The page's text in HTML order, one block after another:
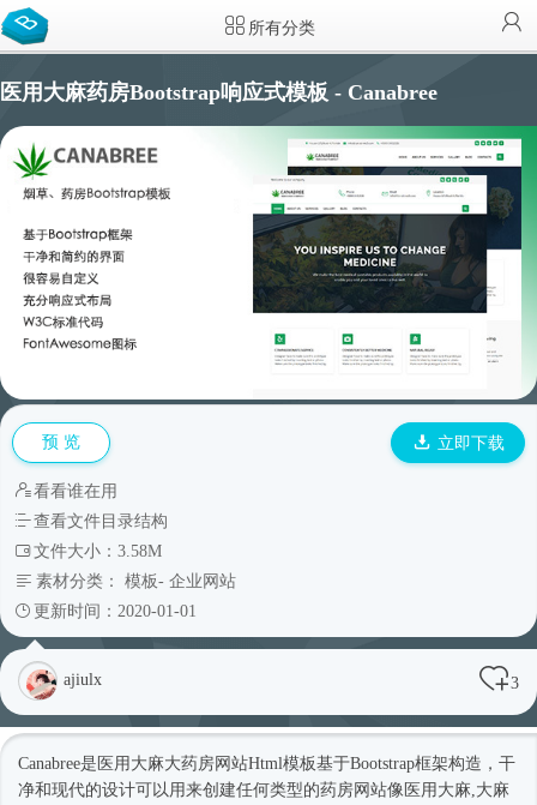
所有分类
医用大麻药房Bootstrap响应式模板 - Canabree
预 览 立即下载
看看谁在用
查看文件目录结构
文件大小：3.58M
素材分类： 模板- 企业网站
更新时间：2020-01-01
ajiulx 3
Canabree是医用大麻大药房网站Html模板基于Bootstrap框架构造，干
净和现代的设计可以用来创建任何类型的药房网站像医用大麻,大麻